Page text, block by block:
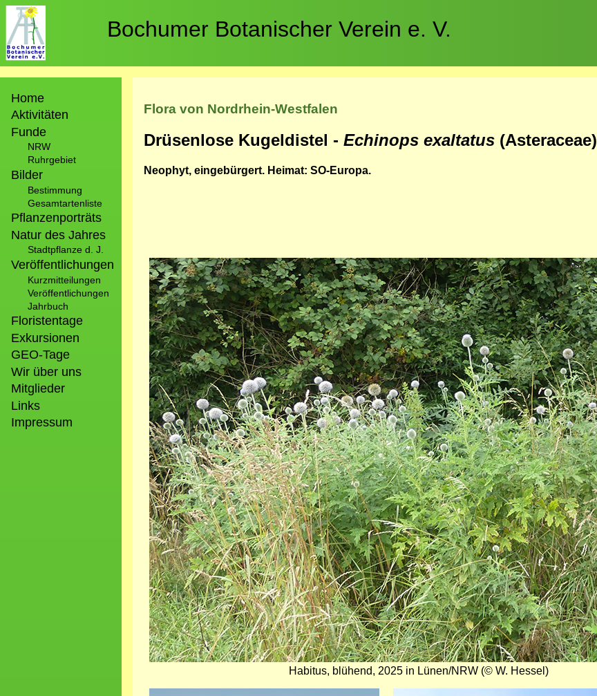
Direkt
zum
Inhalt
Bochumer Botanischer Verein e. V.
Home
Aktivitäten
Funde
NRW
Ruhrgebiet
Bilder
Bestimmung
Gesamtartenliste
Pflanzenporträts
Natur des Jahres
Stadtpflanze d. J.
Veröffentlichungen
Kurzmitteilungen
Veröffentlichungen
Jahrbuch
Floristentage
Exkursionen
GEO-Tage
Wir über uns
Mitglieder
Links
Impressum
Flora von Nordrhein-Westfalen
Drüsenlose Kugeldistel - Echinops exaltatus (Asteraceae)
Neophyt, eingebürgert. Heimat: SO-Europa.
Bild
Habitus, blühend, 2025 in Lünen/NRW (© W. Hessel)